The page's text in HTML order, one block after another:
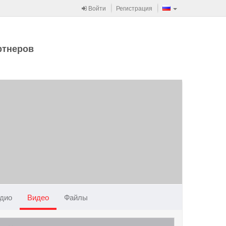
Войти Регистрация
Видео Файлы